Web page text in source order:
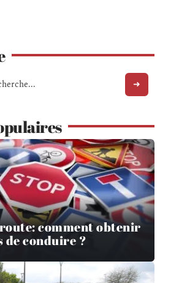
comment obtenir
de conduire ?